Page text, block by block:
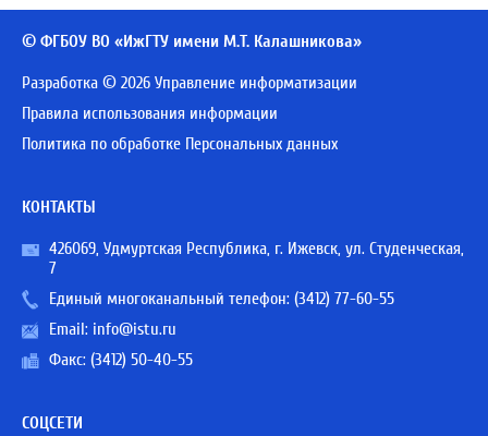
© ФГБОУ ВО «ИжГТУ имени М.Т. Калашникова»
Разработка © 2026 Управление информатизации
Правила использования информации
Политика по обработке Персональных данных
КОНТАКТЫ
426069, Удмуртская Республика, г. Ижевск, ул. Студенческая,
7
Единый многоканальный телефон: (3412) 77-60-55
Email: info@istu.ru
Факс: (3412) 50-40-55
СОЦСЕТИ